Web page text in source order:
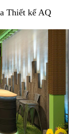
Thiết kế AQ